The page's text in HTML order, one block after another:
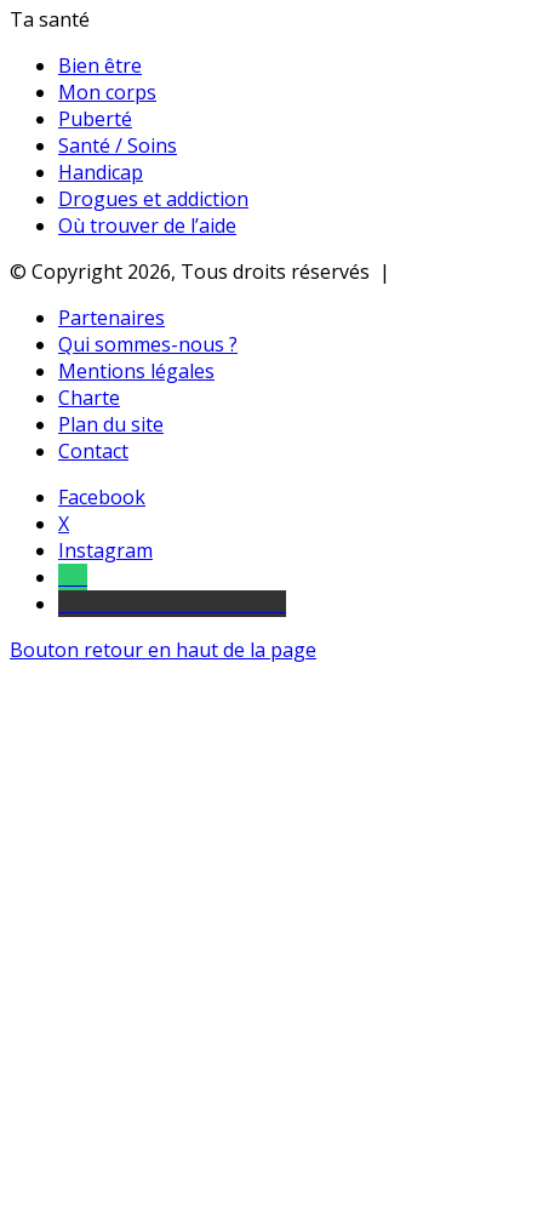
Ta santé
Bien être
Mon corps
Puberté
Santé / Soins
Handicap
Drogues et addiction
Où trouver de l’aide
© Copyright 2026, Tous droits réservés |
Partenaires
Qui sommes-nous ?
Mentions légales
Charte
Plan du site
Contact
Facebook
X
Instagram
Bouton retour en haut de la page